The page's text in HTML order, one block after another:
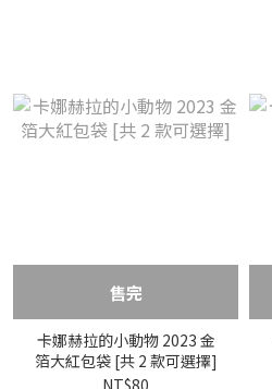
售完
卡娜赫拉的小動物 2023 金
箔大紅包袋 [共 2 款可選擇]
NT$80